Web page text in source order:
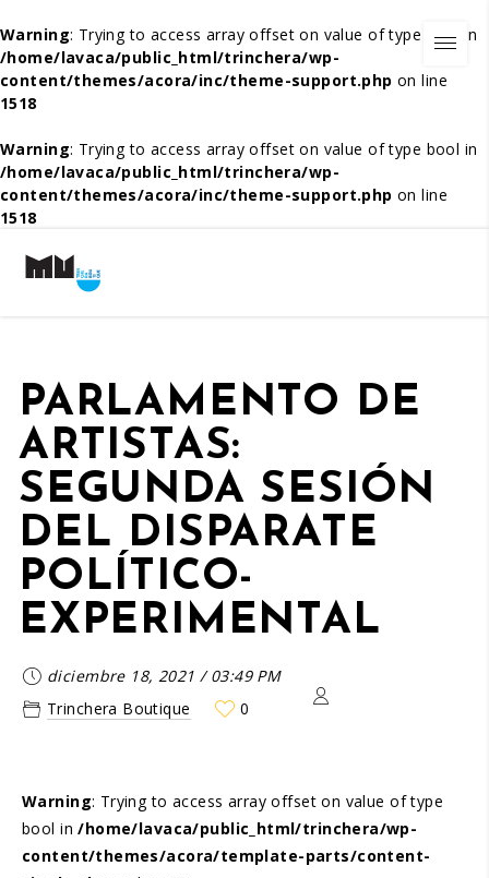
Warning: Trying to access array offset on value of type bool in
/home/lavaca/public_html/trinchera/wp-
content/themes/acora/inc/theme-support.php on line
1518
Warning: Trying to access array offset on value of type bool in
/home/lavaca/public_html/trinchera/wp-
content/themes/acora/inc/theme-support.php on line
1518
PARLAMENTO DE
ARTISTAS:
SEGUNDA SESIÓN
DEL DISPARATE
POLÍTICO-
EXPERIMENTAL
diciembre 18, 2021 /03:49 PM
Trinchera Boutique
0
Warning: Trying to access array offset on value of type
bool in/home/lavaca/public_html/trinchera/wp-
content/themes/acora/template-parts/content-